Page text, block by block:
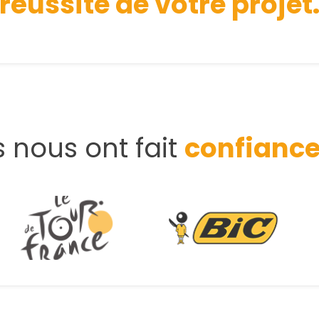
nous ont fait